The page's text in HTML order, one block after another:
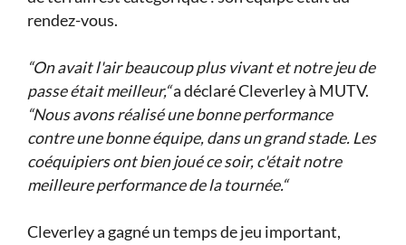
rendez-vous.
“On avait l'air beaucoup plus vivant et notre jeu de
passe était meilleur,“a déclaré Cleverley à MUTV.
“Nous avons réalisé une bonne performance
contre une bonne équipe, dans un grand stade. Les
coéquipiers ont bien joué ce soir, c'était notre
meilleure performance de la tournée.“
Cleverley a gagné un temps de jeu important,